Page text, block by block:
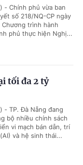
- Chính phủ vừa ban
số 218/NQ-CP ngày
trình hành
phủ thực hiện Nghị...
tối đa 2 tỷ
- TP. Đà Nẵng đang
bộ nhiều chính sách
vi mạch bán dẫn, trí
và hệ sinh thái...